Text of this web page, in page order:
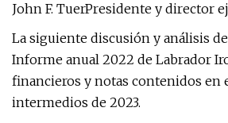
John F. TuerPresidente y director
La siguiente discusión y análisis
Informe anual 2022 de Labrador
financieros y notas contenidos en
intermedios de 2023.